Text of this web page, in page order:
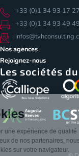
+33 (0)1 34 93 17 27
+33 (0)1 34 93 49 49
Nos agences
Rejoignez-nous
Les sociétés
Les
Pour vous assurer une
sur notre site et ceux
stockons des cookies